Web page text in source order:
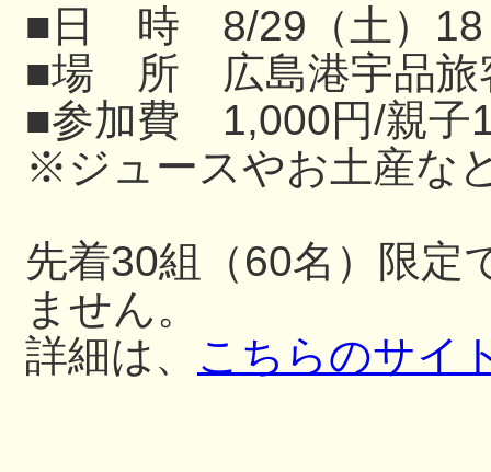
■日 時 8/29（土）18
■場 所 広島港宇品旅
■参加費 1,000円/親子
※ジュースやお土産な
先着30組（60名）限定
ません。
詳細は、 こちらのサイ